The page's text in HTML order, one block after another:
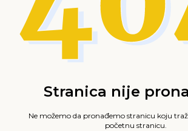
Stranica nije
Ne možemo da pronađemo stranicu koju
početnu stranicu.